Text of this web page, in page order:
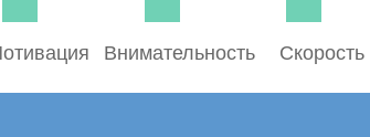
Внимательность Скорость